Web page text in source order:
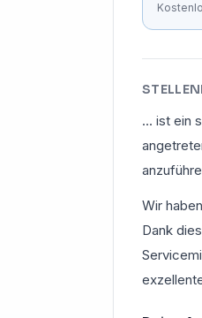
... ist ein
Wir
Dank